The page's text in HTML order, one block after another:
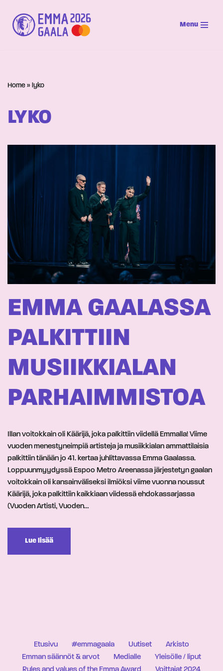
Siirry
suoraan
Menu
Home » lyko
LYKO
EMMA GAALASSA
PALKITTIIN
MUSIIKKIALAN
PARHAIMMISTOA
Illan voitokkain oli Käärijä, joka palkittiin viidellä Emmalla! Viime
vuoden menestyneimpiä artisteja ja musiikkialan ammattilaisia
palkittiin tänään jo 41. kertaa juhlittavassa Emma Gaalassa.
Loppuunmyydyssä Espoo Metro Areenassa järjestetyn gaalan
voitokkain oli kansainväliseksi ilmiöksi viime vuonna noussut
Käärijä, joka palkittiin kaikkiaan viidessä ehdokassarjassa
(Vuoden Artisti, Vuoden…
Lue lisää
Etusivu #emmagaala Uutiset
Arkisto
Emman säännöt & arvot
Medialle
Yleisölle / liput